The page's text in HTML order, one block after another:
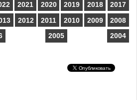
2021 2020 2019 2018
2017
2012 2011 2010 2009
2008
2005 2004